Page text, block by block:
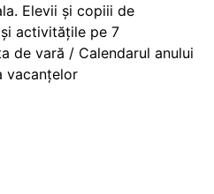
Elevii și copiii de
activitățile pe 7
de vară / Calendarul anului
vacanțelor